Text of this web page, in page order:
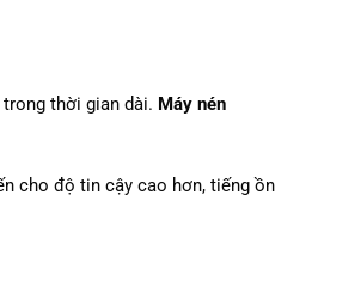
thời gian dài. Máy nén
cho độ tin cậy cao hơn, tiếng ồn